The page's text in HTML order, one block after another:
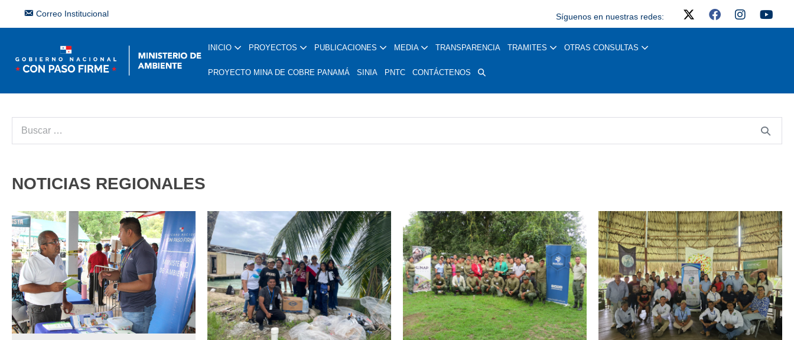
Correo Institucional Síguenos en nuestras redes:
INICIO PROYECTOS PUBLICACIONES MEDIA TRANSPARENCIA TRAMITES OTRAS CONSULTAS
PROYECTO MINA DE COBRE PANAMÁ SINIA PNTC CONTÁCTENOS
NOTICIAS REGIONALES